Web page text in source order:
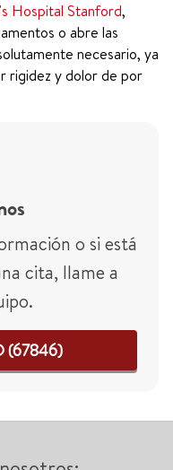
Hospital Stanford,
o abre las
necesario, ya
rigidez y dolor de por
o si está
cita, llame a
(67846)